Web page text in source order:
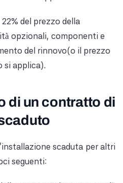
del prezzo della
opzionali, componenti e
del rinnovo(o il prezzo
si applica).
di un contratto di
scaduta per altri
seguenti: